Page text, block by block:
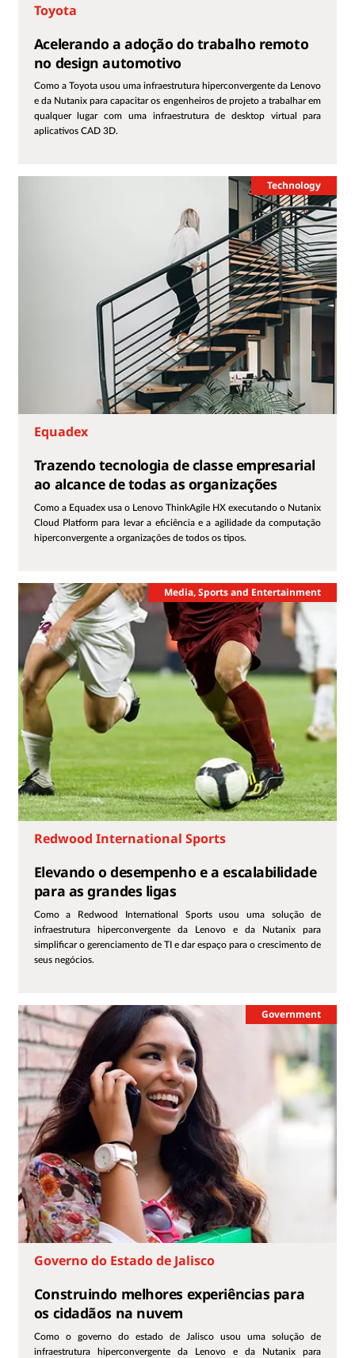
Toyota
Acelerando a adoção do trabalho remoto
no design automotivo
Como a Toyota usou uma infraestrutura hiperconvergente da Lenovo
e da Nutanix para capacitar os engenheiros de projeto a trabalhar em
qualquer lugar com uma infraestrutura de desktop virtual para
aplicativos CAD 3D.
Technology
Equadex
Trazendo tecnologia de classe empresarial
ao alcance de todas as organizações
Como a Equadex usa o Lenovo ThinkAgile HX executando o Nutanix
Cloud Platform para levar a eficiência e a agilidade da computação
hiperconvergente a organizações de todos os tipos.
Media, Sports and Entertainment
Redwood International Sports
Elevando o desempenho e a escalabilidade
para as grandes ligas
Como a Redwood International Sports usou uma solução de
infraestrutura hiperconvergente da Lenovo e da Nutanix para
simplificar o gerenciamento de TI e dar espaço para o crescimento de
seus negócios.
Government
Governo do Estado de Jalisco
Construindo melhores experiências para
os cidadãos na nuvem
Como o governo do estado de Jalisco usou uma solução de
infraestrutura hiperconvergente da Lenovo e da Nutanix para